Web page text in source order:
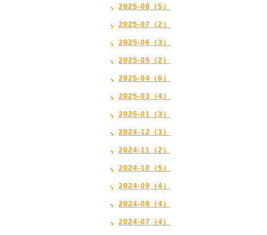
2025-08（5）
2025-07（2）
2025-06（3）
2025-05（2）
2025-04（6）
2025-03（4）
2025-01（3）
2024-12（3）
2024-11（2）
2024-10（5）
2024-09（4）
2024-08（4）
2024-07（4）